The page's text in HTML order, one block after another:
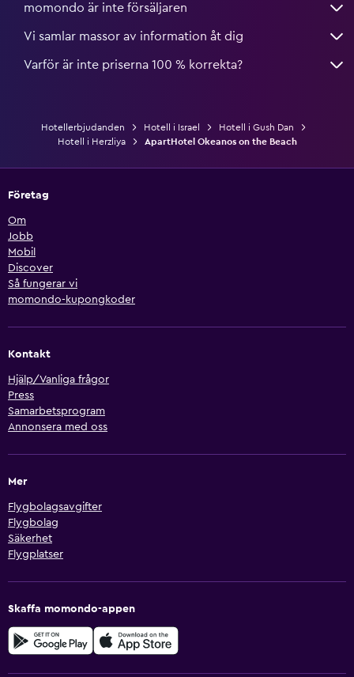
momondo är inte försäljaren
Vi samlar massor av information åt dig
Varför är inte priserna 100 % korrekta?
Hotellerbjudanden Hotell i Israel
Hotell i Gush Dan
Hotell i Herzliya
ApartHotel Okeanos on the Beach
Företag
Om
Jobb
Mobil
Discover
Så fungerar vi
momondo-kupongkoder
Kontakt
Hjälp/Vanliga frågor
Press
Samarbetsprogram
Annonsera med oss
Mer
Flygbolagsavgifter
Flygbolag
Säkerhet
Flygplatser
Skaffa momondo-appen